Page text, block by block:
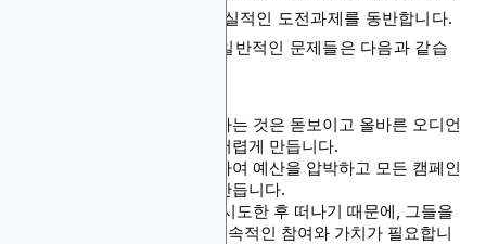
자를 유치하는 것은 많은 현실적인 도전과제를 동반합니다.
브랜드들이 직면하는 가장 일반적인 문제들은 다음과 같습
수백만 개의 앱과 경쟁하는 것은 돋보이고 올바른 오디언
스에게 도달하는 것을 어렵게 만듭니다.
광고 비용이 계속 상승하여 예산을 압박하고 모든 캠페인
결정을 더욱 중요하게 만듭니다.
많은 사용자들이 한 번 시도한 후 떠나기 때문에, 그들을
활발하게 유지하려면 지속적인 참여와 가치가 필요합니